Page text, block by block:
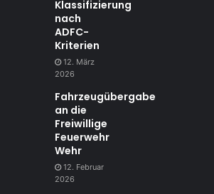
Klassifizierung
nach
ADFC-
Kriterien
12. März
2026
Fahrzeugübergabe
an die
Freiwillige
Feuerwehr
Wehr
12. Februar
2026